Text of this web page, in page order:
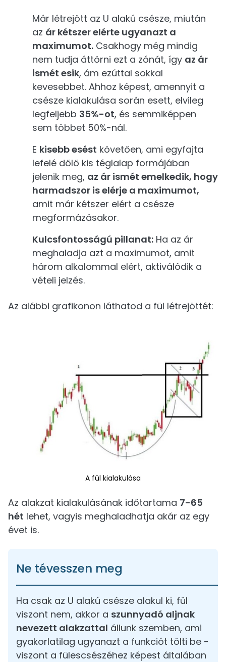
Már létrejött az U alakú csésze, miután
az ár kétszer elérte ugyanazt a
maximumot. Csakhogy még mindig
nem tudja áttörni ezt a zónát, így az ár
ismét esik, ám ezúttal sokkal
kevesebbet. Ahhoz képest, amennyit a
csésze kialakulása során esett, elvileg
legfeljebb 35%-ot, és semmiképpen
sem többet 50%-nál.
E kisebb esést követően, ami egyfajta
lefelé dőlő kis téglalap formájában
jelenik meg, az ár ismét emelkedik, hogy
harmadszor is elérje a maximumot,
amit már kétszer elért a csésze
megformázásakor.
Kulcsfontosságú pillanat: Ha az ár
meghaladja azt a maximumot, amit
három alkalommal elért, aktiválódik a
vételi jelzés.
Az alábbi grafikonon láthatod a fül létrejöttét:
A fül kialakulása
Az alakzat kialakulásának időtartama 7-65
hét lehet, vagyis meghaladhatja akár az egy
évet is.
Ne tévesszen meg
Ha csak az U alakú csésze alakul ki, fül
viszont nem, akkor a szunnyadó aljnak
nevezett alakzattal állunk szemben, ami
gyakorlatilag ugyanazt a funkciót tölti be -
viszont a fülescsészéhez képest általában